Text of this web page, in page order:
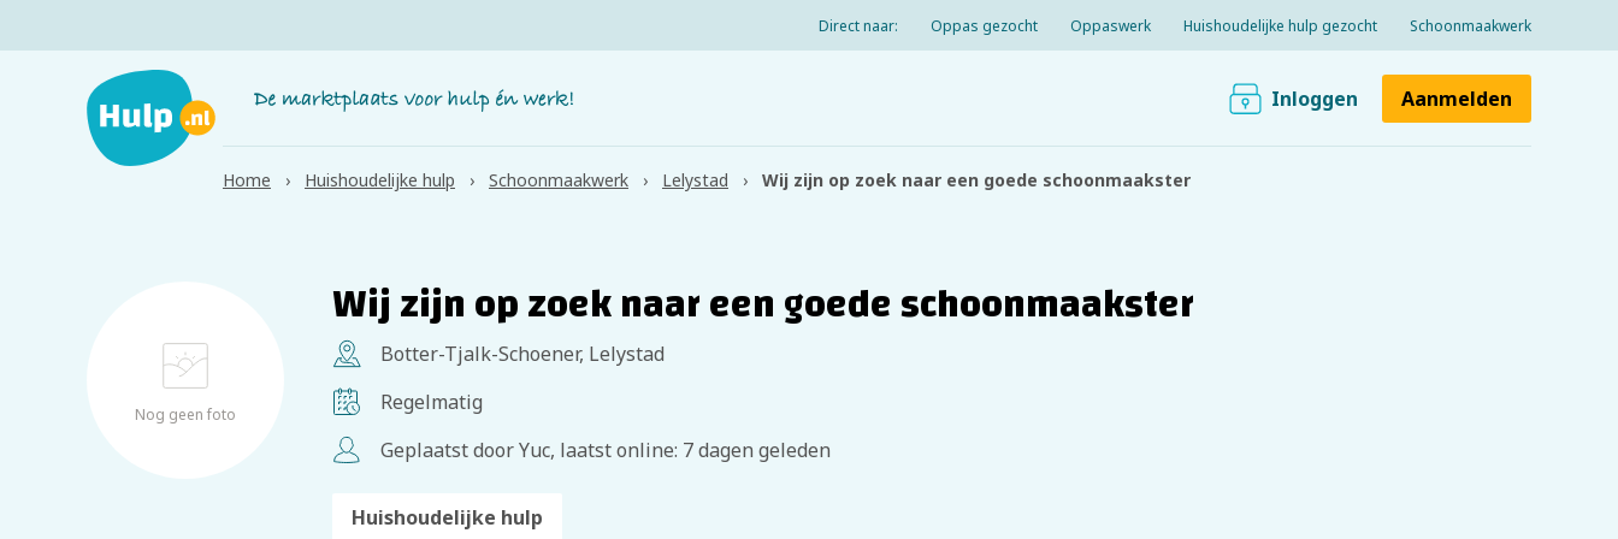
Direct naar: Oppas gezocht Oppaswerk Huishoudelijke hulp gezocht Schoonmaakwerk
Inloggen Aanmelden
Home Huishoudelijke hulp Schoonmaakwerk Lelystad Wij zijn op zoek naar een goede schoonmaakster
Nog geen foto
Wij zijn op zoek naar een goede schoonmaakster
Botter-Tjalk-Schoener, Lelystad
Regelmatig
Geplaatst door Yuc, laatst online: 7 dagen geleden
Huishoudelijke hulp